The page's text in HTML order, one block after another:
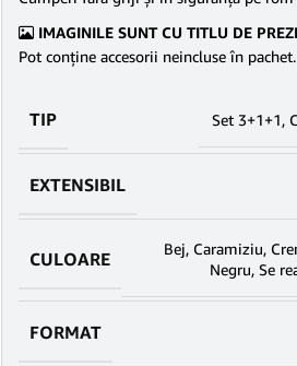
IMAGINILE SUNT CU TITLU DE
Pot conține accesorii neincluse în pachet.
TIP Set 3+1+1,
EXTENSIBIL
CULOARE Bej, Caramiziu,
Negru, Se
FORMAT